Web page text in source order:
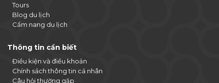
Tours
Blog du lịch
Cẩm nang du lịch
Thông tin cần biết
Điều kiện và điều khoản
Chính sách thông tin cá nhân
Câu hỏi thường gặp